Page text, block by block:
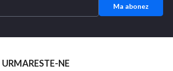
Ma abonez
URMARESTE-NE